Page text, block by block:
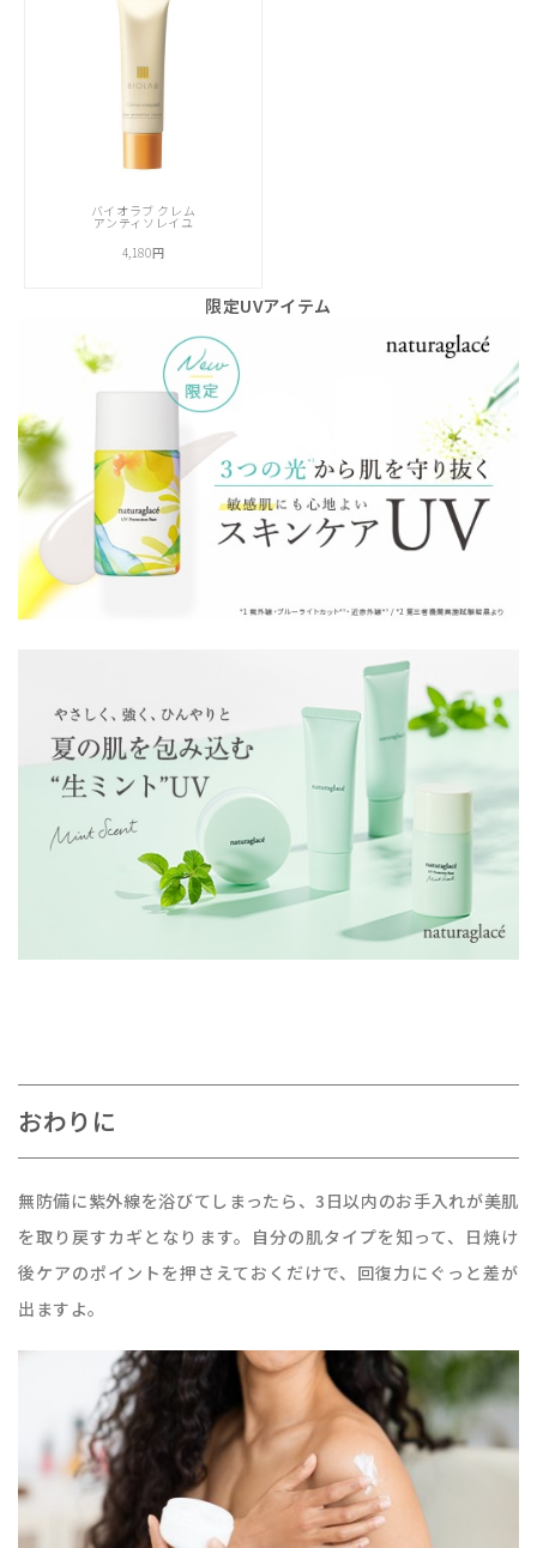
バイオラブ クレム
アンティソレイユ
4,180円
限定UVアイテム
おわりに
無防備に紫外線を浴びてしまったら、3日以内のお手入れが美肌
を取り戻すカギとなります。自分の肌タイプを知って、日焼け
後ケアのポイントを押さえておくだけで、回復力にぐっと差が
出ますよ。